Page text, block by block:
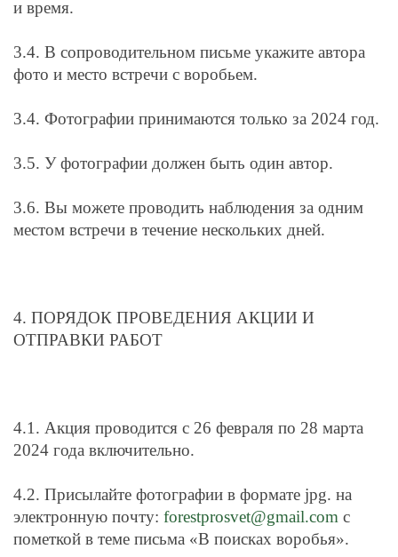
и время.
3.4. В сопроводительном письме укажите автора
фото и место встречи с воробьем.
3.4. Фотографии принимаются только за 2024 год.
3.5. У фотографии должен быть один автор.
3.6. Вы можете проводить наблюдения за одним
местом встречи в течение нескольких дней.
4. ПОРЯДОК ПРОВЕДЕНИЯ АКЦИИ И
ОТПРАВКИ РАБОТ
4.1. Акция проводится с 26 февраля по 28 марта
2024 года включительно.
4.2. Присылайте фотографии в формате jpg. на
электронную почту: forestprosvet@gmail.com с
пометкой в теме письма «В поисках воробья».